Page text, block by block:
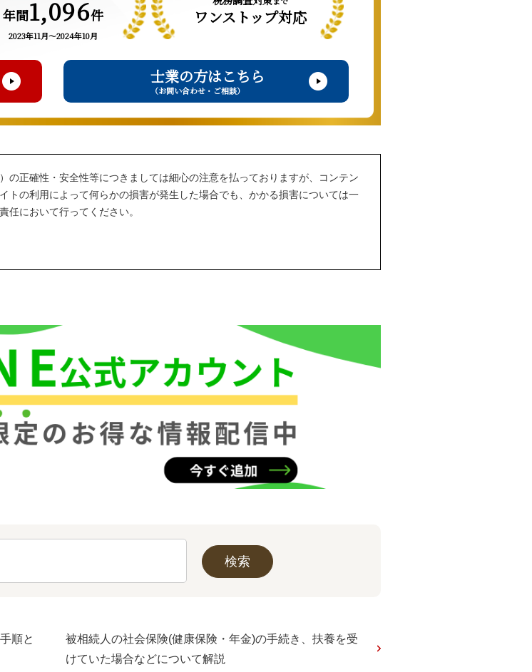
年間1,096件
2023年11月～2024年10月
ワンストップ対応
士業の方はこちら
（お問い合わせ・ご相談）
の正確性・安全性等につきましては細心の注意を払っておりますが、コンテン
トの利用によって何らかの損害が発生した場合でも、かかる損害については一
任において行ってください。
順と
被相続人の社会保険(健康保険・年金)の手続き、扶養を受
けていた場合などについて解説